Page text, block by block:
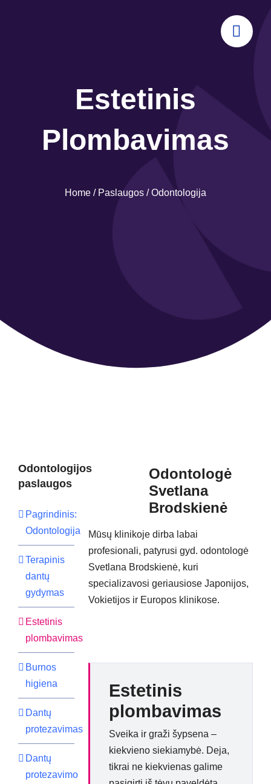
Estetinis
Plombavimas
Home / Paslaugos /Odontologija
Odontologė
Svetlana
Brodskienė
Mūsų klinikoje dirba labai
profesionali, patyrusi gyd. odontologė
Svetlana Brodskienė, kuri
specializavosi geriausiose Japonijos,
Vokietijos ir Europos klinikose.
Estetinis
plombavimas
Sveika ir graži šypsena –
kiekvieno siekiamybė. Deja,
tikrai ne kiekvienas galime
Odontologijos
paslaugos
Pagrindinis:
Odontologija
Terapinis
dantų
gydymas
Estetinis
plombavimas
Burnos
higiena
Dantų
protezavimas
Dantų
protezavimo